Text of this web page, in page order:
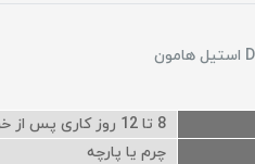
8 تا 12 روز کاری پس از خرید
چرم یا پارچه